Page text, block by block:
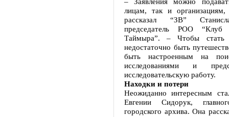
лицам, так и
рассказал “ЗВ”
председатель РОО “Клуб
Таймыра”. – Чтобы стать
недостаточно быть
быть настроенным на
исследованиями и
исследовательскую работу.
Находки и потери
Неожиданно интересным
Евгении Сидорук,
городского архива. Она